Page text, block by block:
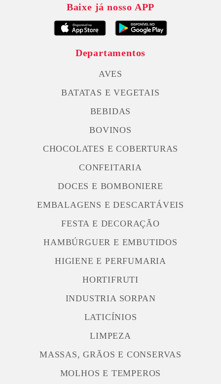
Baixe já nosso APP
Departamentos
AVES
BATATAS E VEGETAIS
BEBIDAS
BOVINOS
CHOCOLATES E COBERTURAS
CONFEITARIA
DOCES E BOMBONIERE
EMBALAGENS E DESCARTÁVEIS
FESTA E DECORAÇÃO
HAMBÚRGUER E EMBUTIDOS
HIGIENE E PERFUMARIA
HORTIFRUTI
INDUSTRIA SORPAN
LATICÍNIOS
LIMPEZA
MASSAS, GRÃOS E CONSERVAS
MOLHOS E TEMPEROS